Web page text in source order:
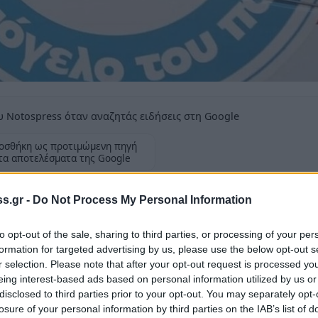
- Do Not Process My Personal Information
opt-out of the sale, sharing to third parties, or processing of your
for targeted advertising by us, please use the below opt-out
selection. Please note that after your opt-out request is processed
interest-based ads based on personal information utilized by us
to third parties prior to your opt-out. You may separately
of your personal information by third parties on the IAB’s list of
όταν αναζητάς ειδήσεις στη Google
ως προτιμώμενη πηγή
αποτελέσματα της Google
που είχε εξαφανιστεί το περασμένο